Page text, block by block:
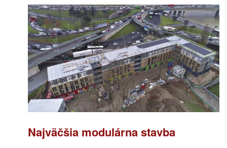
Najväčšia modulárna stavba